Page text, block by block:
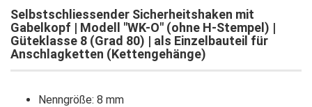
Selbstschliessender Sicherheitshaken mit
Gabelkopf | Modell "WK-O" (ohne H-Stempel) |
Güteklasse 8 (Grad 80) | als Einzelbauteil für
Anschlagketten (Kettengehänge)
Nenngröße: 8 mm